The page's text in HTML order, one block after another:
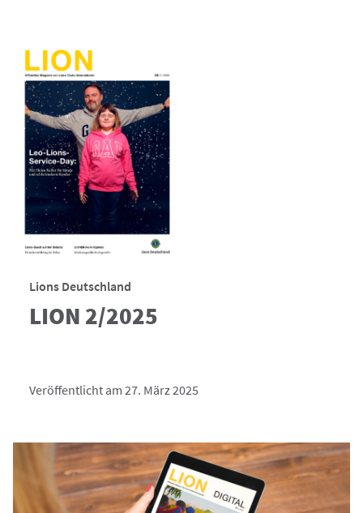
Lions Deutschland
LION 2/2025
Veröffentlicht am 27. März 2025